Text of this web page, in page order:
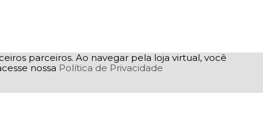
parceiros. Ao navegar pela loja virtual, você
nossa Política de Privacidade